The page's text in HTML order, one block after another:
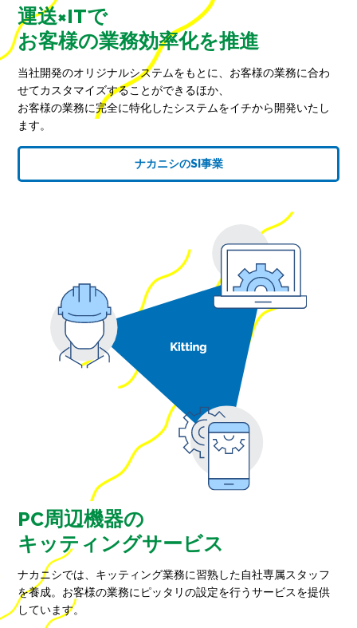
運送×ITで
お客様の業務効率化を推進
当社開発のオリジナルシステムをもとに、お客様の業務に合わ
せてカスタマイズすることができるほか、
お客様の業務に完全に特化したシステムをイチから開発いたし
ます。
ナカニシのSI事業
PC周辺機器の
キッティングサービス
ナカニシでは、キッティング業務に習熟した自社専属スタッフ
を養成。お客様の業務にピッタリの設定を行うサービスを提供
しています。